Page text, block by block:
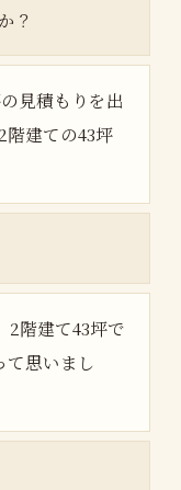
？
見積もりを出
階建ての43坪
2階建て43坪で
思いまし